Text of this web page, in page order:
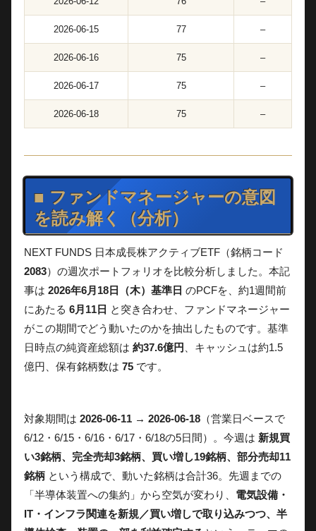
2026-06-15 77 –
2026-06-16 75 –
2026-06-17 75 –
2026-06-18 75 –
■ ファンドマネージャーの意図
を読み解く（分析）
NEXT FUNDS 日本成長株アクティブETF（銘柄コード
2083）の週次ポートフォリオを比較分析しました。本記
事は 2026年6月18日（木）基準日 のPCFを、約1週間前
にあたる 6月11日 と突き合わせ、ファンドマネージャー
がこの期間でどう動いたのかを抽出したものです。基準
日時点の純資産総額は 約37.6億円
、キャッシュは約1.5
億円、保有銘柄数は 75 です。
対象期間は 2026-06-11 → 2026-06-18 （営業日ベースで
6/12・6/15・6/16・6/17・6/18の5日間）。今週は 新規買
い3銘柄、完全売却3銘柄、買い増し19銘柄、部分売却11
銘柄 という構成で、動いた銘柄は合計36。先週までの
「半導体装置への集約」から空気が変わり、 電気設備・
IT・インフラ関連を新規／買い増しで取り込みつつ、半